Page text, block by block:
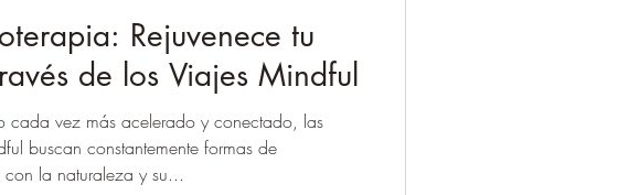
Rejuvenece tu
de los Viajes Mindful
cada vez más acelerado y conectado, las
buscan constantemente formas de
con la naturaleza y su...